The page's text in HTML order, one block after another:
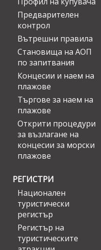
Предварителен
контрол
Вътрешни правила
Становища на АОП
по запитвания
Концесии и наем на
плажове
Търгове за наем на
плажове
Открити процедури
за възлагане на
концесии за морски
плажове
РЕГИСТРИ
Национален
туристически
регистър
Регистър на
туристическите